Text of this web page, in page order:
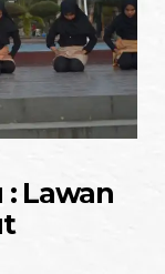
Lawan